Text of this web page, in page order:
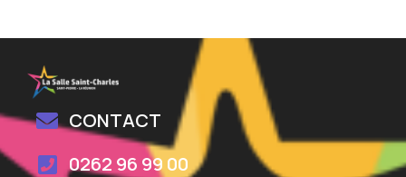
CONTACT
0262 96 99 00